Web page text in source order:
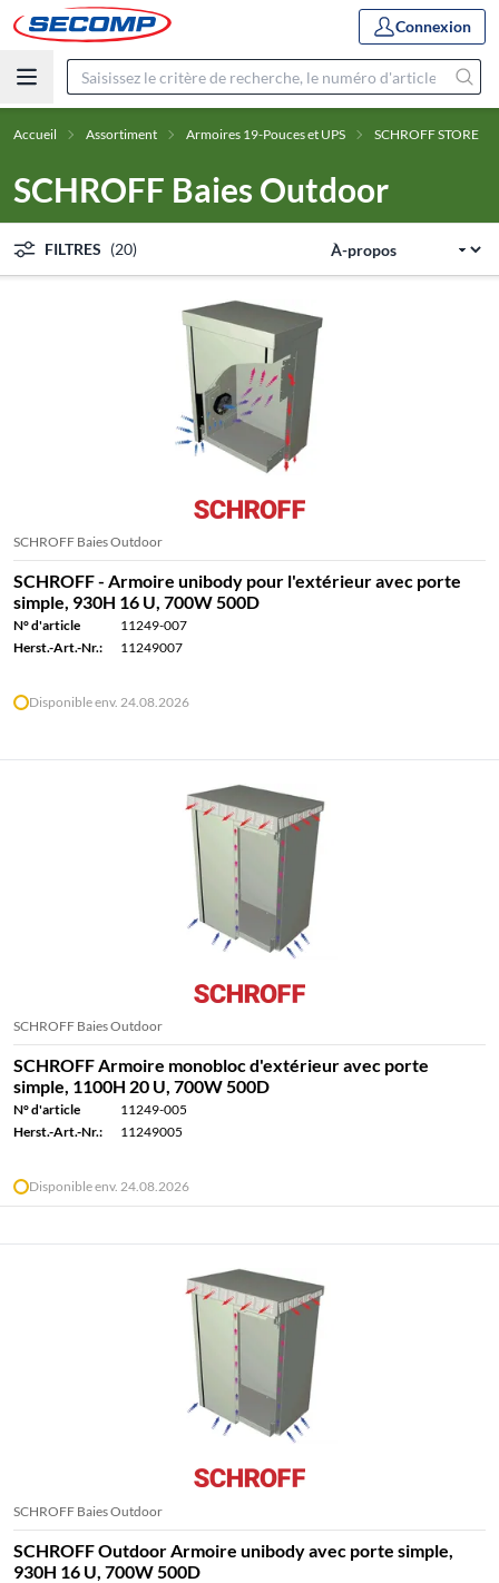
Connexion
Accueil Assortiment Armoires 19-Pouces et UPS SCHROFF STORE
SCHROFF Baies Outdoor
FILTRES (20)
SCHROFF Baies Outdoor
SCHROFF - Armoire unibody pour l'extérieur avec porte
simple, 930H 16 U, 700W 500D
N° d'article
11249-007
Herst.-Art.-Nr.:
11249007
Disponible env. 24.08.2026
SCHROFF Baies Outdoor
SCHROFF Armoire monobloc d'extérieur avec porte
simple, 1100H 20 U, 700W 500D
N° d'article
11249-005
Herst.-Art.-Nr.:
11249005
Disponible env. 24.08.2026
SCHROFF Baies Outdoor
SCHROFF Outdoor Armoire unibody avec porte simple,
930H 16 U, 700W 500D